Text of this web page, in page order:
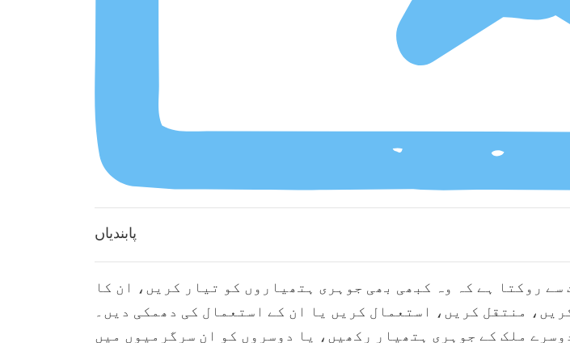
پابندیاں
روکتا ہے کہ وہ کبھی بھی جوہری ہتھیاروں کو تیار کریں، ان کا
منتقل کریں، استعمال کریں یا ان کے استعمال کی دھمکی دیں۔
ملک کے جوہری ہتھیار رکھیں، یا دوسروں کو ان سرگرمیوں میں